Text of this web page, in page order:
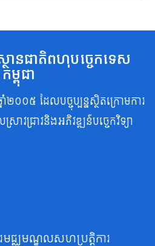
ានជាតិពហុបច្ចេកទេស
កម្ពុជា
២០០៥ ដែលបច្ចុប្បន្នស្ថិតក្រោមការ
ាវជ្រាវនិងអភិវឌ្ឍន៍បច្ចេកវិទ្យា
មជ្ឈមណ្ឌលសហប្រត្តិការ